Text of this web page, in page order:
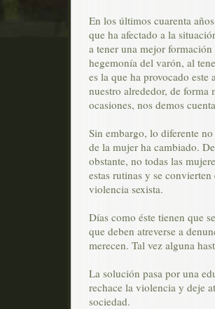
En los últimos cuarenta
que ha afectado a la
a tener una mejor
hegemonía del varón, al
es la que ha provocado
nuestro alrededor, de forma
ocasiones, nos demos
Sin embargo, lo diferente
de la mujer ha cambiado.
obstante, no todas las
estas rutinas y se
violencia sexista.
Días como éste tienen que
que deben atreverse a
merecen. Tal vez alguna
La solución pasa por una
rechace la violencia y deje
sociedad.